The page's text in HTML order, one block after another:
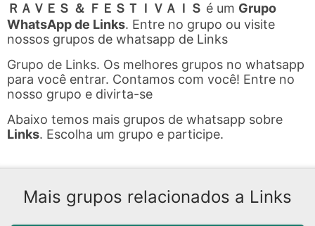
ＲＡＶＥＳ ＆ ＦＥＳＴＩＶＡＩＳ é um Grupo
WhatsApp de Links. Entre no grupo ou visite
nossos grupos de whatsapp de Links
Grupo de Links. Os melhores grupos no whatsapp
para você entrar. Contamos com você! Entre no
nosso grupo e divirta-se
Abaixo temos mais grupos de whatsapp sobre
Links. Escolha um grupo e participe.
Mais grupos relacionados a Links